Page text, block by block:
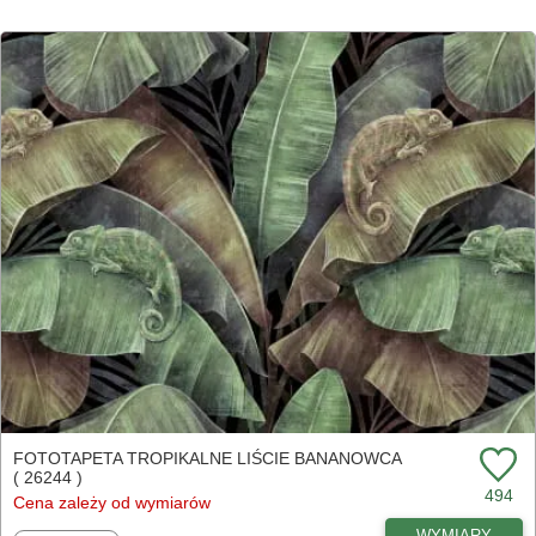
FOTOTAPETA TROPIKALNE LIŚCIE BANANOWCA
( 26244 )
Cena zależy od wymiarów
494